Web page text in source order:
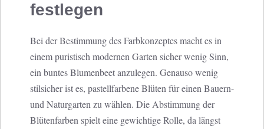
festlegen
Bei der Bestimmung des Farbkonzeptes macht es in
einem puristisch modernen Garten sicher wenig Sinn,
ein buntes Blumenbeet anzulegen. Genauso wenig
stilsicher ist es, pastellfarbene Blüten für einen Bauern-
und Naturgarten zu wählen. Die Abstimmung der
Blütenfarben spielt eine gewichtige Rolle, da längst